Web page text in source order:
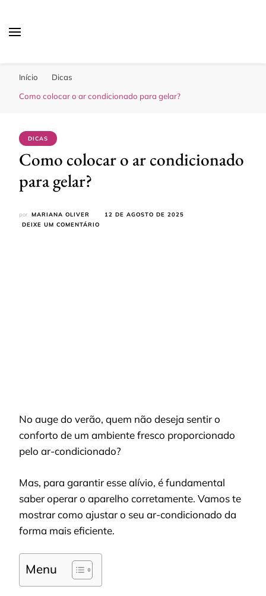
Início
Dicas
Como colocar o ar condicionado para gelar?
DICAS
Como colocar o ar condicionado
para gelar?
por MARIANA OLIVER
12 DE AGOSTO DE 2025
DEIXE UM COMENTÁRIO
No auge do verão, quem não deseja sentir o
conforto de um ambiente fresco proporcionado
pelo ar-condicionado?
Mas, para garantir esse alívio, é fundamental
saber operar o aparelho corretamente. Vamos te
mostrar como ajustar o seu ar-condicionado da
forma mais eficiente.
Menu